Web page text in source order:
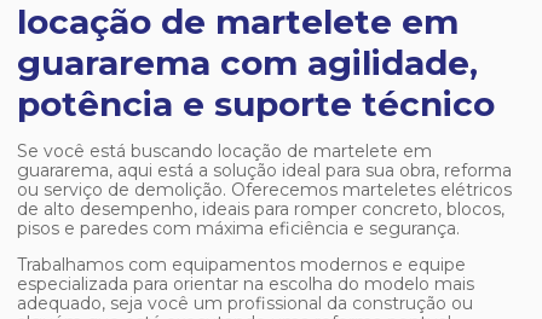
locação de martelete em
guararema com agilidade,
potência e suporte técnico
Se você está buscando locação de martelete em
guararema, aqui está a solução ideal para sua obra, reforma
ou serviço de demolição. Oferecemos marteletes elétricos
de alto desempenho, ideais para romper concreto, blocos,
pisos e paredes com máxima eficiência e segurança.
Trabalhamos com equipamentos modernos e equipe
especializada para orientar na escolha do modelo mais
adequado, seja você um profissional da construção ou